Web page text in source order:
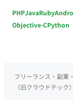
PHPJavaRuby
Objective-CPython
フリーランス・副業
（旧クラウドテック）